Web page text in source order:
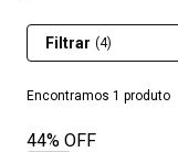
Encontramos 1 produto
Filtrar (4)
44% OFF